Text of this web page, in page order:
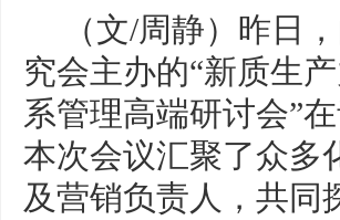
（文/周静）昨日
究会主办的“新质生
系管理高端研讨会”
本次会议汇聚了众多
及营销负责人，共同